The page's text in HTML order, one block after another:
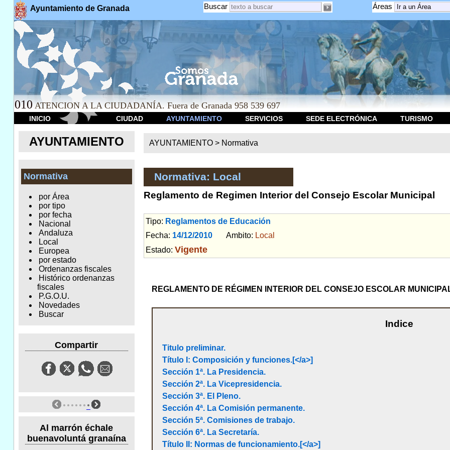
Ayuntamiento de Granada Áreas
Buscar
010 ATENCION A LA CIUDADANÍA. Fuera de Granada 958 539 697
INICIO CIUDAD AYUNTAMIENTO SERVICIOS SEDE ELECTRÓNICA TURISMO
AYUNTAMIENTO
Normativa
por Área
por tipo
por fecha
Nacional
Andaluza
Local
Europea
por estado
Ordenanzas fiscales
Histórico ordenanzas
fiscales
P.G.O.U.
Novedades
Buscar
Compartir
Al marrón échale
buenavoluntá granaína
AYUNTAMIENTO > Normativa
Normativa: Local
Reglamento de Regimen Interior del Consejo Escolar Municipal
Tipo: Reglamentos de Educación
Fecha: 14/12/2010Ambito: Local
Estado: Vigente
REGLAMENTO DE RÉGIMEN INTERIOR DEL CONSEJO ESCOLAR
Indice
Titulo preliminar.
Título I: Composición y funciones.[</a>]
Sección 1ª. La Presidencia.
Sección 2ª. La Vicepresidencia.
Sección 3ª. El Pleno.
Sección 4ª. La Comisión permanente.
Sección 5ª. Comisiones de trabajo.
Sección 6ª. La Secretaría.
Título II: Normas de funcionamiento.[</a>]